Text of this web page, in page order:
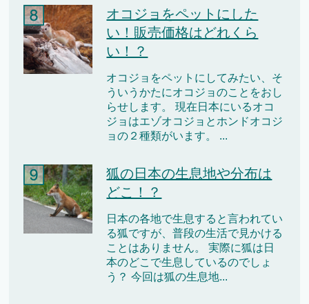
オコジョをペットにした
い！販売価格はどれくら
い！？
オコジョをペットにしてみたい、そ
ういうかたにオコジョのことをおし
らせします。 現在日本にいるオコ
ジョはエゾオコジョとホンドオコジ
ョの２種類がいます。 ...
狐の日本の生息地や分布は
どこ！？
日本の各地で生息すると言われてい
る狐ですが、普段の生活で見かける
ことはありません。 実際に狐は日
本のどこで生息しているのでしょ
う？ 今回は狐の生息地...